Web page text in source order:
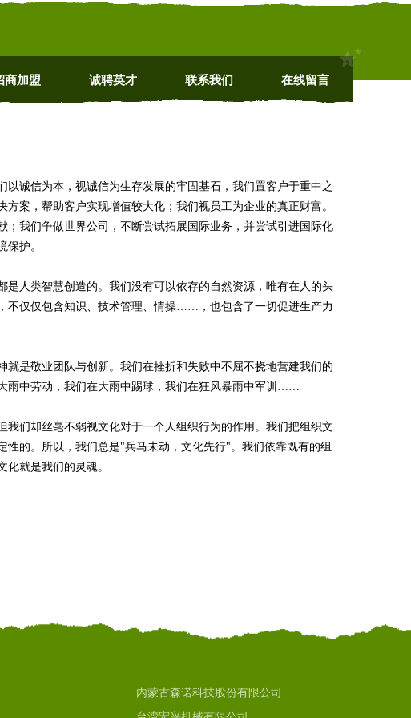
商加盟 诚聘英才 联系我们 在线留言
诚信为本，视诚信为生存发展的牢固基石，我们置客户于重中之
案，帮助客户实现增值较大化；我们视员工为企业的真正财富。
我们争做世界公司，不断尝试拓展国际业务，并尝试引进国际化
保护。
人类智慧创造的。我们没有可以依存的自然资源，唯有在人的头
不仅仅包含知识、技术管理、情操……，也包含了一切促进生产力
是敬业团队与创新。我们在挫折和失败中不屈不挠地营建我们的
中劳动，我们在大雨中踢球，我们在狂风暴雨中军训……
们却丝毫不弱视文化对于一个人组织行为的作用。我们把组织文
的。所以，我们总是"兵马未动，文化先行"。我们依靠既有的组
就是我们的灵魂。
内蒙古森诺科技股份有限公司